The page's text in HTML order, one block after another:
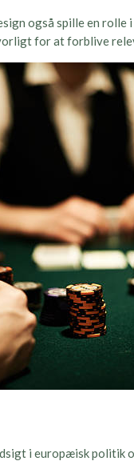
også spille en rolle
for at forblive
i europæisk politik